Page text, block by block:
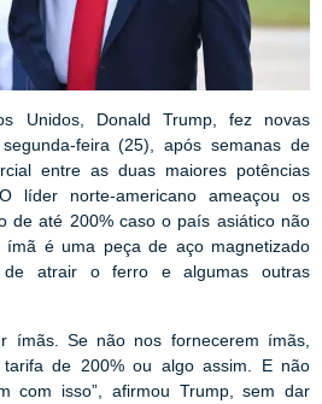
Unidos, Donald Trump, fez novas
feira (25), após semanas de
entre as duas maiores potências
líder norte-americano ameaçou os
de até 200% caso o país asiático não
é uma peça de aço magnetizado
atrair o ferro e algumas outras
ímãs. Se não nos fornecerem ímãs,
de 200% ou algo assim. E não
com isso”, afirmou Trump, sem dar